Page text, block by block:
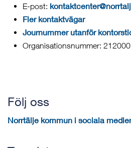
E-post:
Fler kontaktvägar
Journummer utanför
Organisationsnummer:
Följ oss
Norrtälje kommun i sociala medier